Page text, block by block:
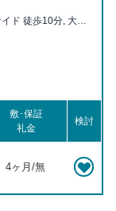
ド 徒歩10分, 大井
20分
敷･保証
礼金
検討
4ヶ月/無